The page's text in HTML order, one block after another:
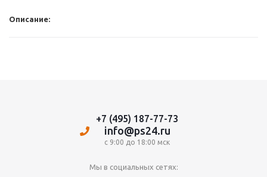
Описание:
+7 (495) 187-77-73
info@ps24.ru
с 9:00 до 18:00 мск
Мы в социальных сетях: